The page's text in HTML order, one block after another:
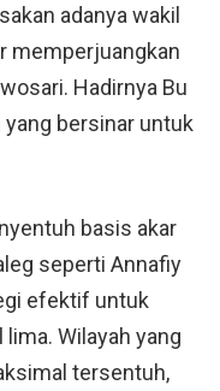
adanya wakil
memperjuangkan
Hadirnya Bu
yang bersinar untuk
basis akar
seperti Annafiy
efektif untuk
Wilayah yang
tersentuh,